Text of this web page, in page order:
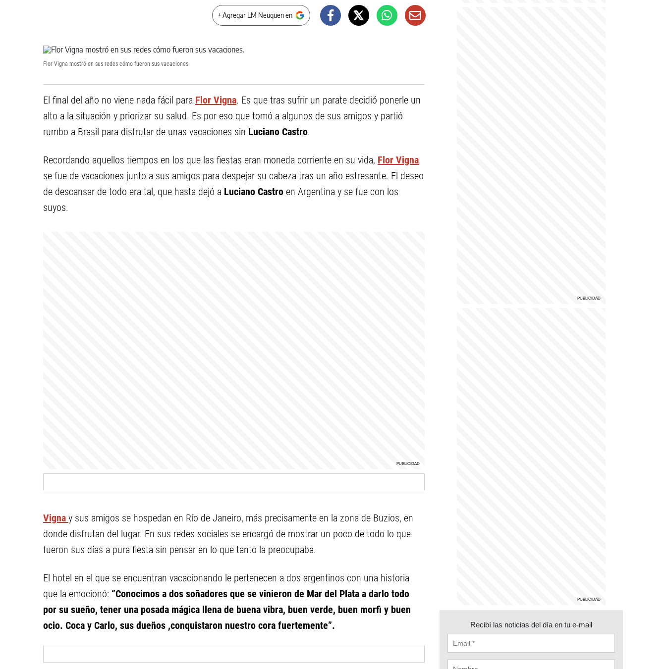
+ Agregar LM Neuquen en
Flor Vigna mostró en sus redes cómo fueron sus vacaciones.
El final del año no viene nada fácil para Flor Vigna. Es que tras sufrir un parate decidió ponerle un
alto a la situación y priorizar su salud. Es por eso que tomó a algunos de sus amigos y partió
rumbo a Brasil para disfrutar de unas vacaciones sin Luciano Castro.
Recordando aquellos tiempos en los que las fiestas eran moneda corriente en su vida, Flor Vigna
se fue de vacaciones junto a sus amigos para despejar su cabeza tras un año estresante. El deseo
de descansar de todo era tal, que hasta dejó a Luciano Castro en Argentina y se fue con los
suyos.
Vigna y sus amigos se hospedan en Río de Janeiro, más precisamente en la zona de Buzios, en
donde disfrutan del lugar. En sus redes sociales se encargó de mostrar un poco de todo lo que
fueron sus días a pura fiesta sin pensar en lo que tanto la preocupaba.
El hotel en el que se encuentran vacacionando le pertenecen a dos argentinos con una historia
que la emocionó: “Conocimos a dos soñadores que se vinieron de Mar del Plata a darlo todo
por su sueño, tener una posada mágica llena de buena vibra, buen verde, buen morfi y buen
ocio. Coca y Carlo, sus dueños ,conquistaron nuestro cora fuertemente”.
Recibí las noticias del día en tu e-mail